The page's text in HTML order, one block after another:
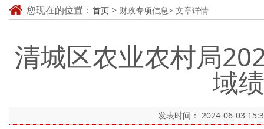
您现在的位置： 首页 > 财政专项信息> 文章详情
清城区农业农村局
域
发表时间： 2024-06-03